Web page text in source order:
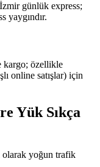
günlük express;
yaygındır.
kargo; özellikle
online satışlar) için
Yük Sıkça
yoğun trafik